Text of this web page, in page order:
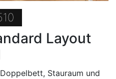
Layout
Stauraum und